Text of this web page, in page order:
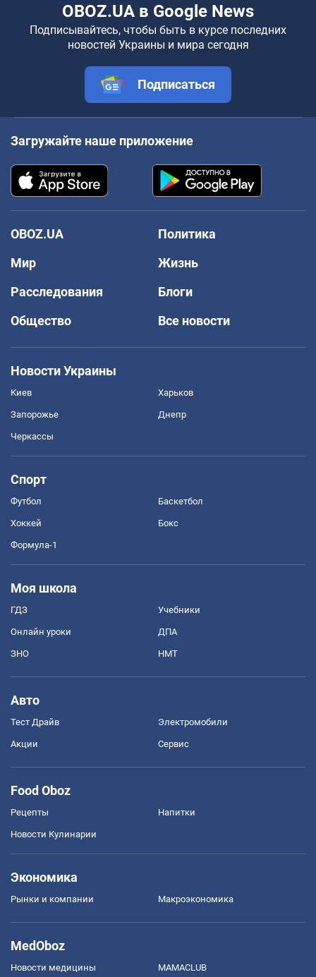
OBOZ.UA в Google News
Подписывайтесь, чтобы быть в курсе последних
новостей Украины и мира сегодня
Подписаться
Загружайте наше приложение
OBOZ.UA
Политика
Мир
Жизнь
Расследования
Блоги
Общество
Все новости
Новости Украины
Киев Харьков
Запорожье Днепр
Черкассы
Спорт
Футбол Баскетбол
Хоккей Бокс
Формула-1
Моя школа
ГДЗ Учебники
Онлайн уроки ДПА
ЗНО НМТ
Авто
Тест Драйв Электромобили
Акции Сервис
Food Oboz
Рецепты Напитки
Новости Кулинарии
Экономика
Рынки и компании Mакроэкономика
MedOboz
Новости медицины MAMACLUB